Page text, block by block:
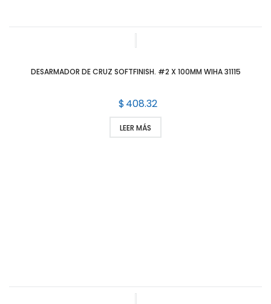
DESARMADOR DE CRUZ SOFTFINISH. #2 X 100MM WIHA 31115
$ 408.32
LEER MÁS